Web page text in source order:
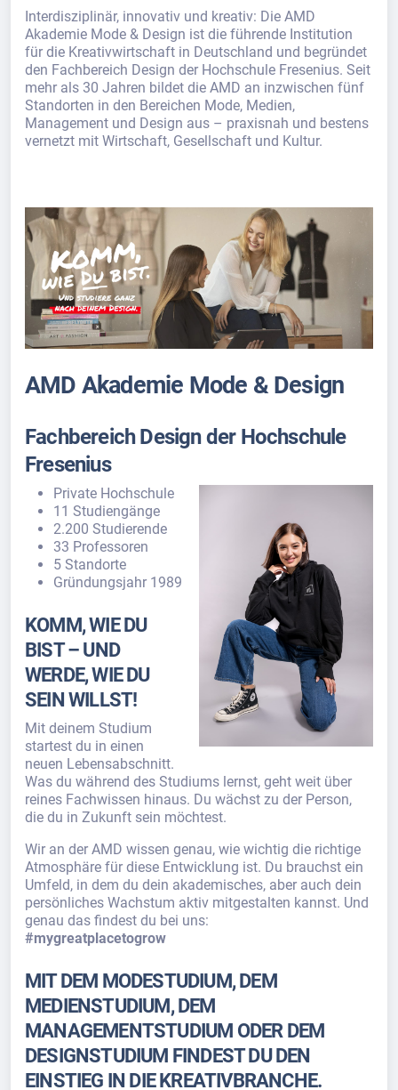
Interdisziplinär, innovativ und kreativ: Die AMD
Akademie Mode & Design ist die führende Institution
für die Kreativwirtschaft in Deutschland und begründet
den Fachbereich Design der Hochschule Fresenius. Seit
mehr als 30 Jahren bildet die AMD an inzwischen fünf
Standorten in den Bereichen Mode, Medien,
Management und Design aus – praxisnah und bestens
vernetzt mit Wirtschaft, Gesellschaft und Kultur.
AMD Akademie Mode & Design
Fachbereich Design der Hochschule
Fresenius
Private Hochschule
11 Studiengänge
2.200 Studierende
33 Professoren
5 Standorte
Gründungsjahr 1989
KOMM, WIE DU
BIST – UND
WERDE, WIE DU
SEIN WILLST!
Mit deinem Studium
startest du in einen
neuen Lebensabschnitt.
Was du während des Studiums lernst, geht weit über
reines Fachwissen hinaus. Du wächst zu der Person,
die du in Zukunft sein möchtest.
Wir an der AMD wissen genau, wie wichtig die richtige
Atmosphäre für diese Entwicklung ist. Du brauchst ein
Umfeld, in dem du dein akademisches, aber auch dein
persönliches Wachstum aktiv mitgestalten kannst. Und
genau das findest du bei uns:
#mygreatplacetogrow
MIT DEM MODESTUDIUM, DEM
MEDIENSTUDIUM, DEM
MANAGEMENTSTUDIUM ODER DEM
DESIGNSTUDIUM FINDEST DU DEN
EINSTIEG IN DIE KREATIVBRANCHE.